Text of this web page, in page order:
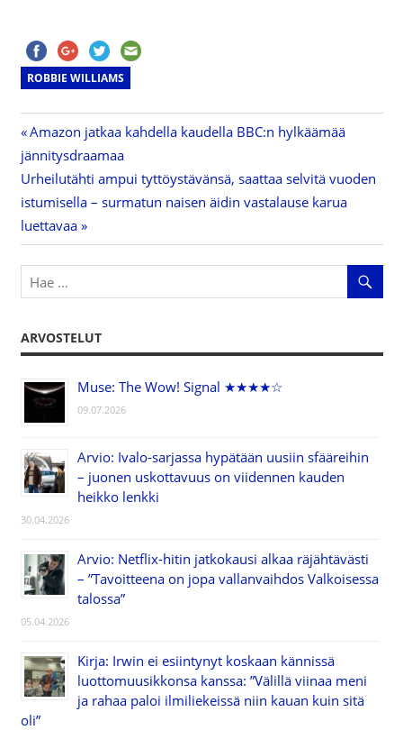
ROBBIE WILLIAMS
Artikkelien
selaus
Previous
Post:
Amazon jatkaa kahdella kaudella BBC:n hylkäämää
jännitysdraamaa
Next
Post:
Urheilutähti ampui tyttöystävänsä, saattaa selvitä vuoden
istumisella – surmatun naisen äidin vastalause karua
luettavaa
ARVOSTELUT
Muse: The Wow! Signal ★★★★☆
09.07.2026
Arvio: Ivalo-sarjassa hypätään uusiin sfääreihin
– juonen uskottavuus on viidennen kauden
heikko lenkki
30.04.2026
Arvio: Netflix-hitin jatkokausi alkaa räjähtävästi
– ”Tavoitteena on jopa vallanvaihdos Valkoisessa
talossa”
05.04.2026
Kirja: Irwin ei esiintynyt koskaan kännissä
luottomuusikkonsa kanssa: ”Välillä viinaa meni
ja rahaa paloi ilmiliekeissä niin kauan kuin sitä
oli”